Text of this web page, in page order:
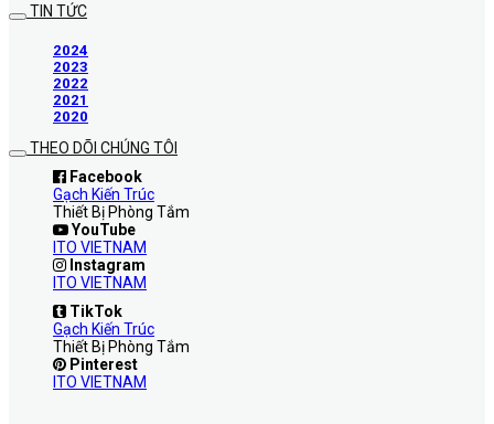
TIN TỨC
2024
2023
2022
2021
2020
THEO DÕI CHÚNG TÔI
Facebook
Gạch Kiến Trúc
Thiết Bị Phòng Tắm
YouTube
ITO VIETNAM
Instagram
ITO VIETNAM
TikTok
Gạch Kiến Trúc
Thiết Bị Phòng Tắm
Pinterest
ITO VIETNAM